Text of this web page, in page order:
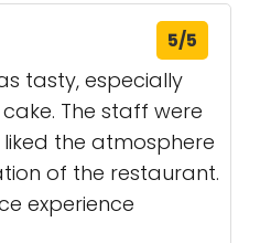
5/5
tasty, especially
The staff were
the atmosphere
of the restaurant.
experience